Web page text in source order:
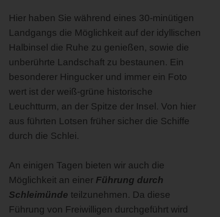
Hier haben Sie während eines 30-minütigen
Landgangs die Möglichkeit auf der idyllischen
Halbinsel die Ruhe zu genießen, sowie die
unberührte Landschaft zu bestaunen. Ein
besonderer Hingucker und immer ein Foto
wert ist der weiß-grüne historische
Leuchtturm, an der Spitze der Insel. Von hier
aus führten Lotsen früher sicher die Schiffe
durch die Schlei.
An einigen Tagen bieten wir auch die
Möglichkeit an einer Führung durch
Schleimünde teilzunehmen. Da diese
Führung von Freiwilligen durchgeführt wird